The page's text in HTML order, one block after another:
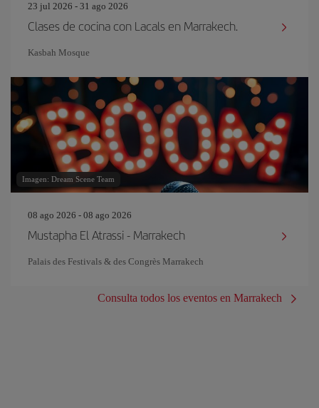
23 jul 2026 - 31 ago 2026
Clases de cocina con Lacals en Marrakech.
Kasbah Mosque
Imagen: Dream Scene Team
08 ago 2026 - 08 ago 2026
Mustapha El Atrassi - Marrakech
Palais des Festivals & des Congrès Marrakech
Consulta todos los eventos en Marrakech